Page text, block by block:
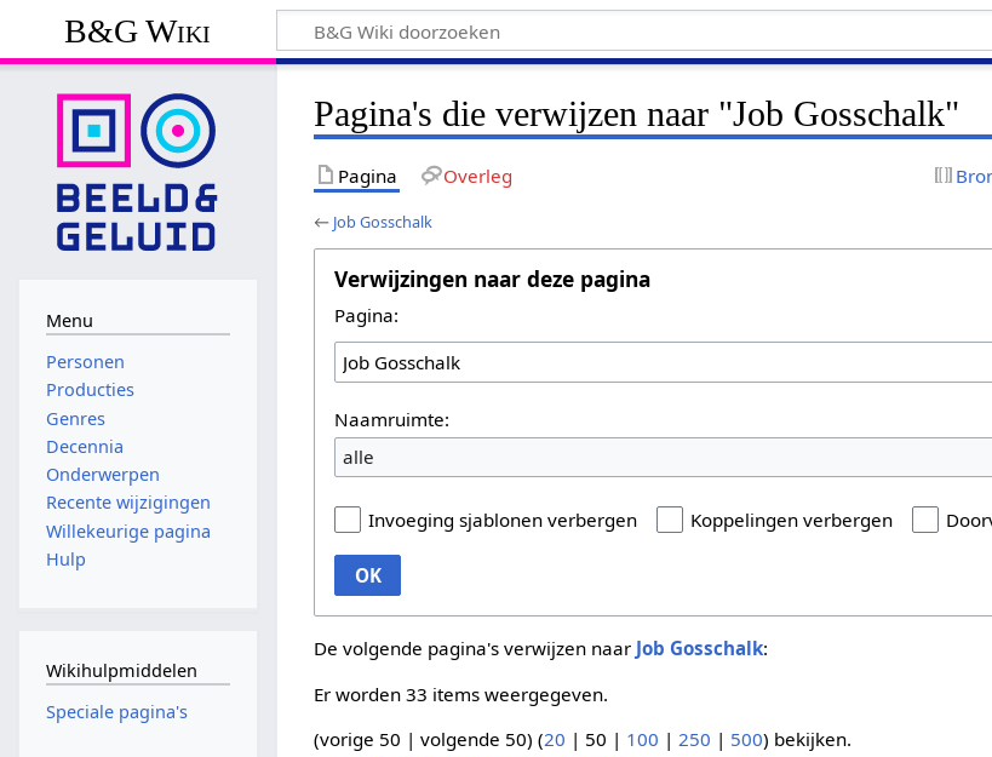
B&G Wiki
Pagina's die verwijzen naar "Job Gosschalk"
Pagina Overleg
← Job Gosschalk
Verwijzingen naar deze pagina
Pagina:
Naamruimte:
alle
Invoeging sjablonen verbergen Koppelingen verbergen
OK
De volgende pagina's verwijzen naar Job Gosschalk:
Er worden 33 items weergegeven.
(vorige 50 |volgende 50) (20 | 50 | 100 | 250 | 500) bekijken.
Menu
Personen
Producties
Genres
Decennia
Onderwerpen
Recente wijzigingen
Willekeurige pagina
Hulp
Wikihulpmiddelen
Speciale pagina's